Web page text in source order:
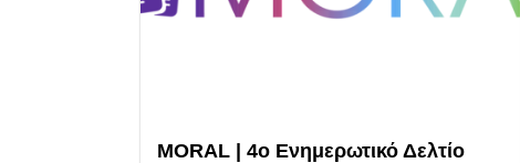
MORAL | 4ο Ενημερωτικό Δελτίο